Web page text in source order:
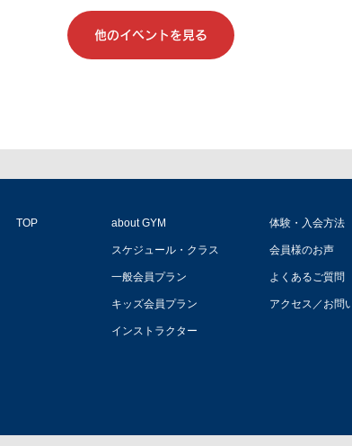
他のイベントを見る
TOP about GYM
スケジュール・クラス
一般会員プラン
キッズ会員プラン
インストラクター
体験・入会方法
会員様のお声
よくあるご質問
アクセス／お問